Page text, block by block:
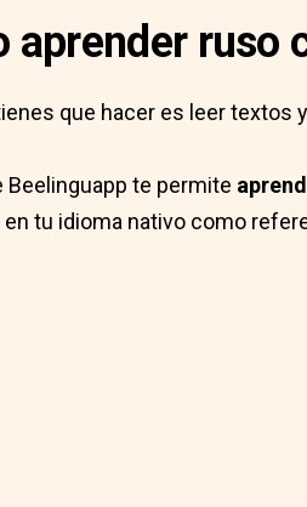
aprender ruso
que hacer es leer textos
Beelinguapp te permite
tu idioma nativo como